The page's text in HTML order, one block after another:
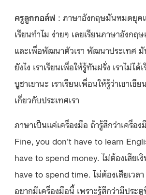
ครูลูกกอล์ฟ : ภาษาอังกฤษมันหมดยุค
เรียนทำไม ง่ายๆ เลยเรียนภาษาอังกฤ
และเพื่อพัฒนาตัวเรา พัฒนาประเทศ
ยังไง เราเรียนเพื่อให้รู้ทันฝรั่ง เราไม่ได้
บูชาเขานะ เราเรียนเพื่อนให้รู้ว่าเขาเขี
เกี่ยวกับประเทศเรา
ภาษาเป็นแค่เครื่องมือ ถ้ารู้สึกว่าเครื่อง
Fine, you don’t have to learn
have to spend money. ไม่ต้องเสียเ
have to spend time. ไม่ต้องเสียเวล
อยากมีเครื่องมือนี้ เพราะรู้สึกว่ามีประ